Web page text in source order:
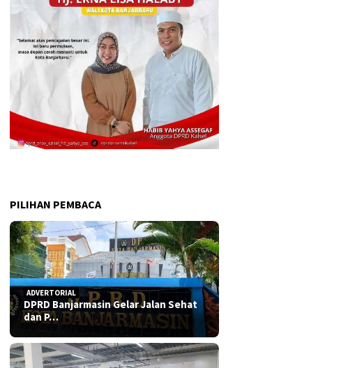
PILIHAN PEMBACA
ADVERTORIAL
DPRD Banjarmasin Gelar Jalan Sehat
dan P…